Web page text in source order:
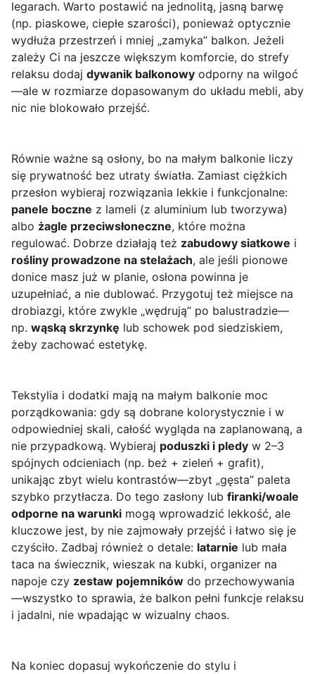
legarach. Warto postawić na jednolitą, jasną barwę
(np. piaskowe, ciepłe szarości), ponieważ optycznie
wydłuża przestrzeń i mniej „zamyka” balkon. Jeżeli
zależy Ci na jeszcze większym komforcie, do strefy
relaksu dodaj dywanik balkonowy odporny na wilgoć
—ale w rozmiarze dopasowanym do układu mebli, aby
nic nie blokowało przejść.
Równie ważne są osłony, bo na małym balkonie liczy
się prywatność bez utraty światła. Zamiast ciężkich
przesłon wybieraj rozwiązania lekkie i funkcjonalne:
panele boczne z lameli (z aluminium lub tworzywa)
albo żagle przeciwsłoneczne, które można
regulować. Dobrze działają też zabudowy siatkowe i
rośliny prowadzone na stelażach, ale jeśli pionowe
donice masz już w planie, osłona powinna je
uzupełniać, a nie dublować. Przygotuj też miejsce na
drobiazgi, które zwykle „wędrują” po balustradzie—
np. wąską skrzynkę lub schowek pod siedziskiem,
żeby zachować estetykę.
Tekstylia i dodatki mają na małym balkonie moc
porządkowania: gdy są dobrane kolorystycznie i w
odpowiedniej skali, całość wygląda na zaplanowaną, a
nie przypadkową. Wybieraj poduszki i pledy w 2–3
spójnych odcieniach (np. beż + zieleń + grafit),
unikając zbyt wielu kontrastów—zbyt „gęsta” paleta
szybko przytłacza. Do tego zasłony lub firanki/woale
odporne na warunki mogą wprowadzić lekkość, ale
kluczowe jest, by nie zajmowały przejść i łatwo się je
czyściło. Zadbaj również o detale: latarnie lub mała
taca na świecznik, wieszak na kubki, organizer na
napoje czy zestaw pojemników do przechowywania
—wszystko to sprawia, że balkon pełni funkcje relaksu
i jadalni, nie wpadając w wizualny chaos.
Na koniec dopasuj wykończenie do stylu i